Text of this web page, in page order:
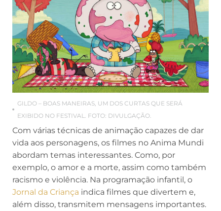
GILDO – BOAS MANEIRAS, UM DOS CURTAS QUE SERÁ
EXIBIDO NO FESTIVAL. FOTO: DIVULGAÇÃO.
Com várias técnicas de animação capazes de dar
vida aos personagens, os filmes no Anima Mundi
abordam temas interessantes. Como, por
exemplo, o amor e a morte, assim como também
racismo e violência. Na programação infantil, o
Jornal da Criança indica filmes que divertem e,
além disso, transmitem mensagens importantes.